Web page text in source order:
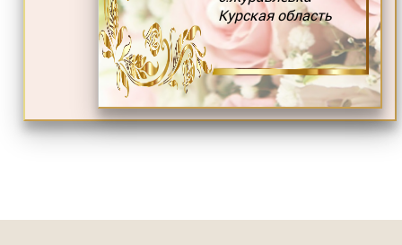
Курская область